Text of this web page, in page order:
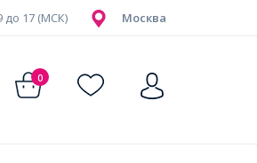
Москва
до 17 (МСК)
0